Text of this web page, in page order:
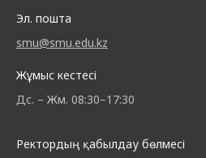
Эл. пошта
smu@smu.edu.kz
Жұмыс кестесі
Дс. – Жм. 08:30–17:30
Ректордың қабылдау бөлмесі